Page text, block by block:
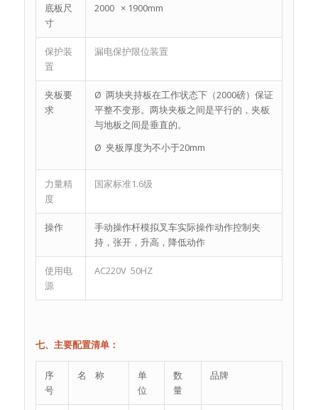
底板尺
寸
2000 × 1900mm
保护装
置
漏电保护限位装置
夹板要
求
Ø 两块夹持板在工作状态下（2000磅）保证
平整不变形。两块夹板之间是平行的，夹板
与地板之间是垂直的。
Ø 夹板厚度为不小于20mm
力量精
度
国家标准1.6级
操作
手动操作杆模拟叉车实际操作动作控制夹
持，张开，升高，降低动作
使用电
源
AC220V 50HZ
七、主要配置清单：
序
号
名 称
单
位
数
量
品牌